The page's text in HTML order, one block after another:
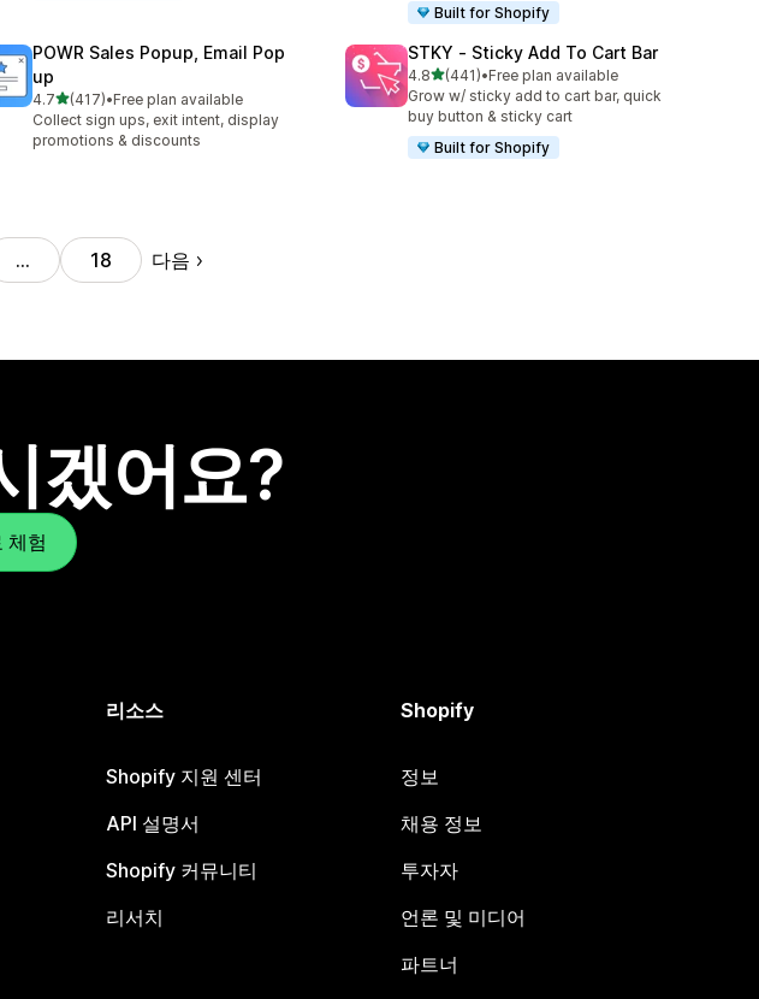
Built for Shopify
POWR Sales Popup, Email Pop
up
4.7별 5개 중
(417)
총 리뷰 417개
•Free plan available
Collect sign ups, exit intent, display
promotions & discounts
STKY ‑ Sticky Add To Cart Bar
4.8별 5개 중
(441)
총 리뷰 441개
•Free plan available
Grow w/ sticky add to cart bar, quick
buy button & sticky cart
Built for Shopify
… 18 다음
겠어요?
체험
리소스
Shopify 지원 센터
API 설명서
Shopify 커뮤니티
리서치
Shopify
정보
채용 정보
투자자
언론 및 미디어
파트너